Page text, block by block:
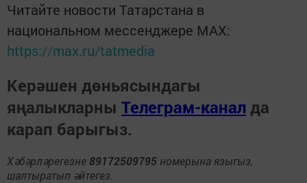
Читайте новости Татарстана в
национальном мессенджере MАХ:
https://max.ru/tatmedia
Керәшен дөньясындагы
яңалыкларны Телеграм-канал да
карап барыгыз.
Хәбәрләрегезне 89172509795 номерына языгыз,
шалтыратып әйтегез.